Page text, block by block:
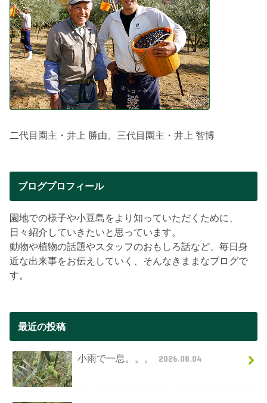
二代目園主・井上 勝由、三代目園主・井上 智博
ブログプロフィール
園地での様子や小豆島をより知っていただくために、
日々紹介していきたいと思っています。
動物や植物の話題やスタッフのおもしろ話など、毎日身
近な出来事をお伝えしていく、そんなきままなブログで
す。
最近の投稿
小雨で一息。。。 2026.08.04